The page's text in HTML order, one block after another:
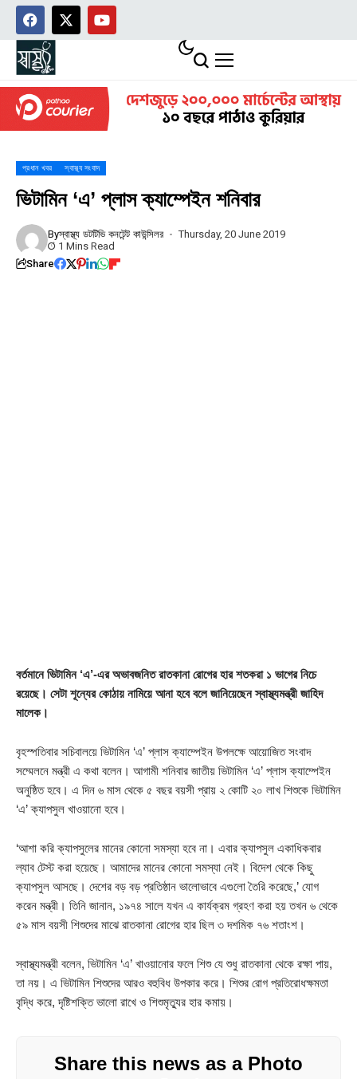
প্রধান খবর স্বাস্থ্য সংবাদ
ভিটামিন ‘এ’ প্লাস ক্যাম্পেইন শনিবার
Byস্বাস্থ্য ডটটিভি কনটেন্ট কাউন্সিলর
Thursday, 20 June 2019
1 Mins Read
Share
বর্তমানে ভিটামিন ‘এ’-এর অভাবজনিত রাতকানা রোগের হার শতকরা ১ ভাগের নিচে
রয়েছে। সেটা শূন্যের কোঠায় নামিয়ে আনা হবে বলে জানিয়েছেন স্বাস্থ্যমন্ত্রী জাহিদ
মালেক।
বৃহস্পতিবার সচিবালয়ে ভিটামিন ‘এ’ প্লাস ক্যাম্পেইন উপলক্ষে আয়োজিত সংবাদ
সম্মেলনে মন্ত্রী এ কথা বলেন। আগামী শনিবার জাতীয় ভিটামিন ‘এ’ প্লাস ক্যাম্পেইন
অনুষ্ঠিত হবে। এ দিন ৬ মাস থেকে ৫ বছর বয়সী প্রায় ২ কোটি ২০ লাখ শিশুকে ভিটামিন
‘এ’ ক্যাপসুল খাওয়ানো হবে।
‘আশা করি ক্যাপসুলের মানের কোনো সমস্যা হবে না। এবার ক্যাপসুল একাধিকবার
ল্যাব টেস্ট করা হয়েছে। আমাদের মানের কোনো সমস্যা নেই। বিদেশ থেকে কিছু
ক্যাপসুল আসছে। দেশের বড় বড় প্রতিষ্ঠান ভালোভাবে এগুলো তৈরি করেছে,’ যোগ
করেন মন্ত্রী। তিনি জানান, ১৯৭৪ সালে যখন এ কার্যক্রম গ্রহণ করা হয় তখন ৬ থেকে
৫৯ মাস বয়সী শিশুদের মাঝে রাতকানা রোগের হার ছিল ৩ দশমিক ৭৬ শতাংশ।
স্বাস্থ্যমন্ত্রী বলেন, ভিটামিন ‘এ’ খাওয়ানোর ফলে শিশু যে শুধু রাতকানা থেকে রক্ষা পায়,
তা নয়। এ ভিটামিন শিশুদের আরও বহুবিধ উপকার করে। শিশুর রোগ প্রতিরোধক্ষমতা
বৃদ্ধি করে, দৃষ্টিশক্তি ভালো রাখে ও শিশুমৃত্যুর হার কমায়।
Share this news as a Photo